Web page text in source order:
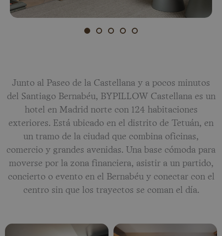
Junto al Paseo de la Castellana y a pocos minutos
del Santiago Bernabéu, BYPILLOW Castellana es un
hotel en Madrid norte con 124 habitaciones
exteriores. Está ubicado en el distrito de Tetuán, en
un tramo de la ciudad que combina oficinas,
comercio y grandes avenidas. Una base cómoda para
moverse por la zona financiera, asistir a un partido,
concierto o evento en el Bernabéu y conectar con el
centro sin que los trayectos se coman el día.